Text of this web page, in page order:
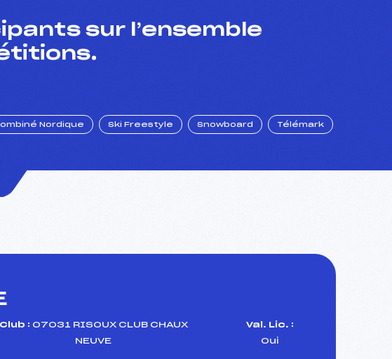
sur l’ensemble
Nordique Ski Freestyle Snowboard Télémark
Club : 07031 RISOUX CLUB CHAUX
NEUVE
Val. Lic. :
Oui